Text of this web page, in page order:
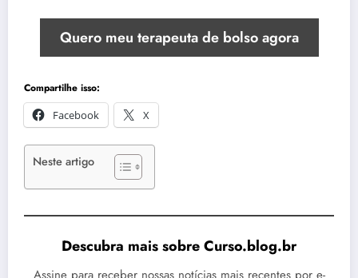
Quero meu terapeuta de bolso agora
Compartilhe isso:
Facebook
X
Neste artigo
Descubra mais sobre Curso.blog.br